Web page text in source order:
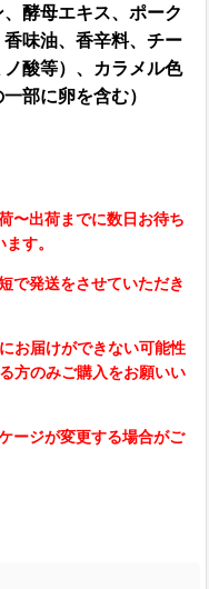
酵母エキス、ポーク
味油、香辛料、チー
酸等）、カラメル色
部に卵を含む）
〜出荷までに数日お待ち
す。
で発送をさせていただき
お届けができない可能性
方のみご購入をお願いい
ージが変更する場合がご